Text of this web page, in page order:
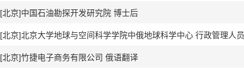
[北京]中国石油勘探开发研究院 博士后
[北京]北京大学地球与空间科学学院中俄地球科学中心 行政管理人员
[北京]竹捷电子商务有限公司 俄语翻译